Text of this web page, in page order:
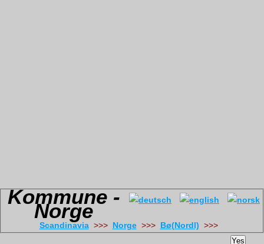
Kommune -
Norge
Scandinavia>>> Norge>>> Bø(Nordl)
Yes